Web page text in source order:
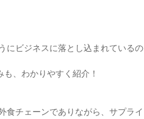
にビジネスに落とし込まれているの
、わかりやすく紹介！
食チェーンでありながら、サプライ